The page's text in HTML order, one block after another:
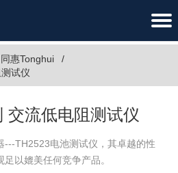
同惠Tonghui
试仪
交流低电阻测试仪
---TH2523电池测试仪，其卓越的性
以媲美任何竞争产品。